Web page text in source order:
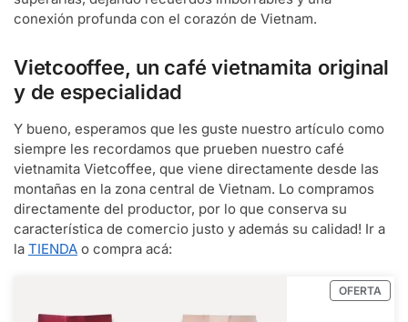
conexión profunda con el corazón de Vietnam.
Vietcooffee, un café vietnamita original
y de especialidad
Y bueno, esperamos que les guste nuestro artículo como
siempre les recordamos que prueben nuestro café
vietnamita Vietcoffee, que viene directamente desde las
montañas en la zona central de Vietnam. Lo compramos
directamente del productor, por lo que conserva su
característica de comercio justo y además su calidad! Ir a
la TIENDA o compra acá:
OFERTA